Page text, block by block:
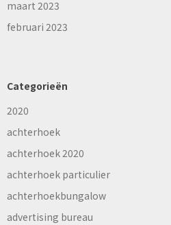
maart 2023
februari 2023
Categorieën
2020
achterhoek
achterhoek 2020
achterhoek particulier
achterhoekbungalow
advertising bureau